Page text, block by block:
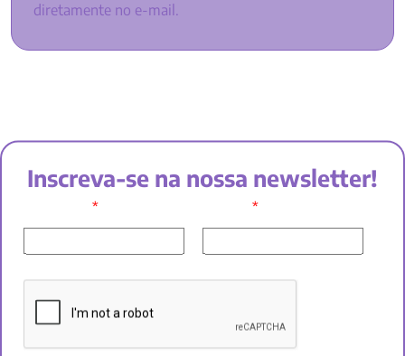
diretamente no e-mail.
Inscreva-se na nossa newsletter!
* *